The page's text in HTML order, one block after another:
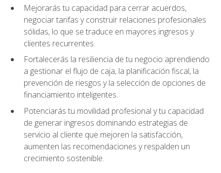
Mejorarás tu capacidad para cerrar acuerdos,
negociar tarifas y construir relaciones profesionales
sólidas, lo que se traduce en mayores ingresos y
clientes recurrentes.
Fortalecerás la resiliencia de tu negocio aprendiendo
a gestionar el flujo de caja, la planificación fiscal, la
prevención de riesgos y la selección de opciones de
financiamiento inteligentes.
Potenciarás tu movilidad profesional y tu capacidad
de generar ingresos dominando estrategias de
servicio al cliente que mejoren la satisfacción,
aumenten las recomendaciones y respalden un
crecimiento sostenible.